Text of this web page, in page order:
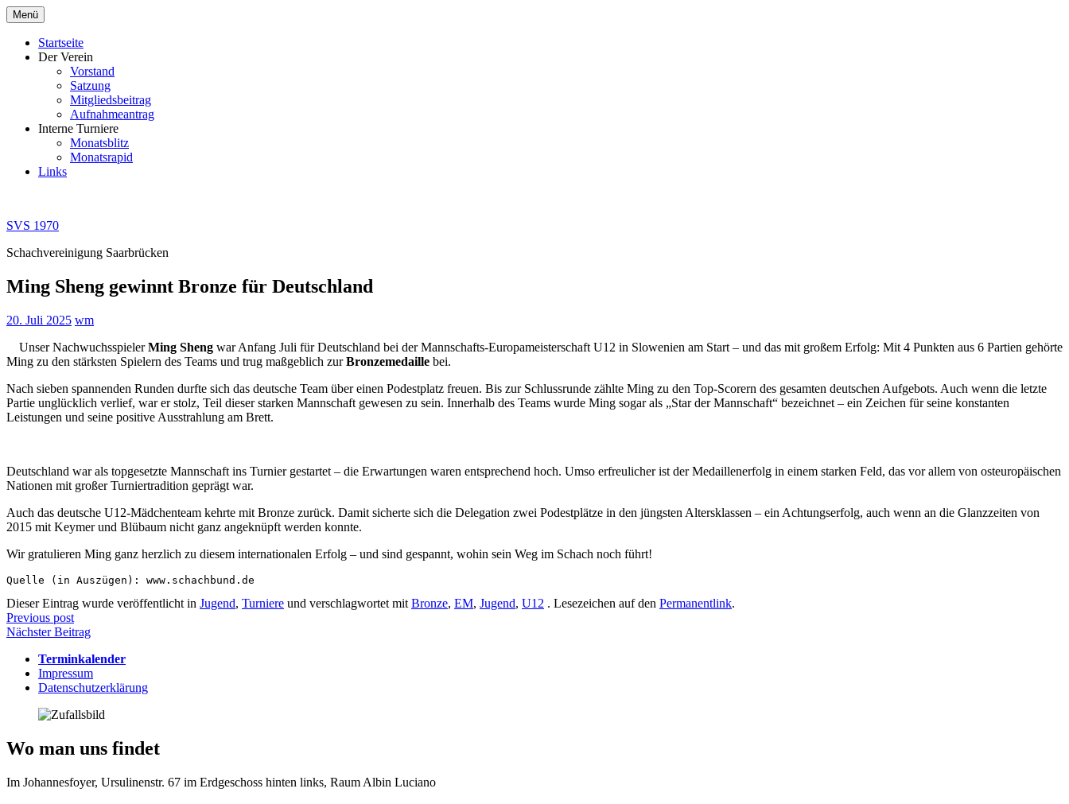
Zum
Inhalt
springen
Menü
Startseite
Der Verein
Vorstand
Satzung
Mitgliedsbeitrag
Aufnahmeantrag
Interne Turniere
Monatsblitz
Monatsrapid
Links
SVS 1970
Schachvereinigung Saarbrücken
Ming Sheng gewinnt Bronze für Deutschland
20. Juli 2025 wm
Unser NachwuchsspielerMing Sheng war Anfang Juli für Deutschland bei der Mannschafts-Europameisterschaft U12 in Slowenien am Start – und das mit großem Erfolg: Mit 4 Punkten aus 6 Partien gehörte
Ming zu den stärksten Spielern des Teams und trug maßgeblich zurBronzemedaille bei.
Nach sieben spannenden Runden durfte sich das deutsche Team über einen Podestplatz freuen. Bis zur Schlussrunde zählte Ming zu den Top-Scorern des gesamten deutschen Aufgebots. Auch wenn die letzte
Partie unglücklich verlief, war er stolz, Teil dieser starken Mannschaft gewesen zu sein. Innerhalb des Teams wurde Ming sogar als „Star der Mannschaft“ bezeichnet – ein Zeichen für seine konstanten
Leistungen und seine positive Ausstrahlung am Brett.
Deutschland war als topgesetzte Mannschaft ins Turnier gestartet – die Erwartungen waren entsprechend hoch. Umso erfreulicher ist der Medaillenerfolg in einem starken Feld, das vor allem von osteuropäischen
Nationen mit großer Turniertradition geprägt war.
Auch das deutsche U12-Mädchenteam kehrte mit Bronze zurück. Damit sicherte sich die Delegation zwei Podestplätze in den jüngsten Altersklassen – ein Achtungserfolg, auch wenn an die Glanzzeiten von
2015 mit Keymer und Blübaum nicht ganz angeknüpft werden konnte.
Wir gratulieren Ming ganz herzlich zu diesem internationalen Erfolg – und sind gespannt, wohin sein Weg im Schach noch führt!
Quelle (in Auszügen): www.schachbund.de
Dieser Eintrag wurde veröffentlicht in Jugend, Turniere und verschlagwortet mit Bronze, EM, Jugend, U12 . Lesezeichen auf den Permanentlink.
Beitragsnavigation
Previous post
Nächster Beitrag
Terminkalender
Impressum
Datenschutzerklärung
Wo man uns findet
Im Johannesfoyer, Ursulinenstr. 67 im Erdgeschoss hinten links, Raum Albin Luciano